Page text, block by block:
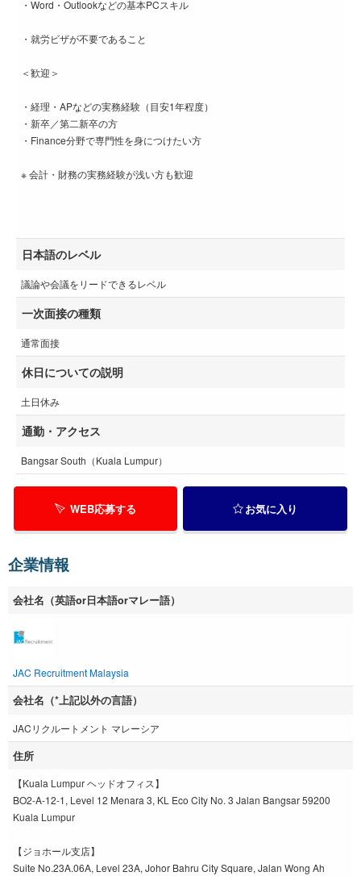
・Word・Outlookなどの基本PCスキル
・就労ビザが不要であること
＜歓迎＞
・経理・APなどの実務経験（目安1年程度）
・新卒／第二新卒の方
・Finance分野で専門性を身につけたい方
※ 会計・財務の実務経験が浅い方も歓迎
日本語のレベル
議論や会議をリードできるレベル
一次面接の種類
通常面接
休日についての説明
土日休み
通勤・アクセス
Bangsar South（Kuala Lumpur）
WEB応募する お気に入り
企業情報
会社名（英語or日本語orマレー語）
JAC Recruitment Malaysia
会社名（*上記以外の言語）
JACリクルートメント マレーシア
住所
【Kuala Lumpur ヘッドオフィス】
BO2-A-12-1, Level 12 Menara 3, KL Eco City No. 3 Jalan Bangsar 59200
Kuala Lumpur
【ジョホール支店】
Suite No.23A.06A, Level 23A, Johor Bahru City Square, Jalan Wong Ah